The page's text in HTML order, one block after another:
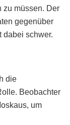
zu müssen. Der
gegenüber
dabei schwer.
die
Beobachter
um